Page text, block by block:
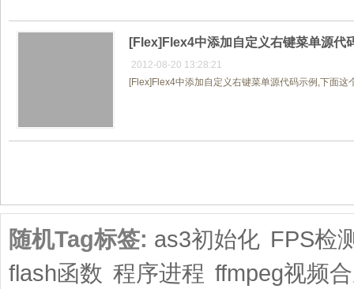
教学课程全终端视频加密
防下载/防盗录/防录屏/防篡改
免费稳定无广
帮助企业视频
色
内容
[Flex]Flex4中添加自定义右键菜单源代
2012-08-20 13:28:21
[Flex]Flex4中添加自定义右键菜单源代码示例,下面
随机Tag标签: as3初始化 FPS检
flash函数 程序进程 ffmpeg视频